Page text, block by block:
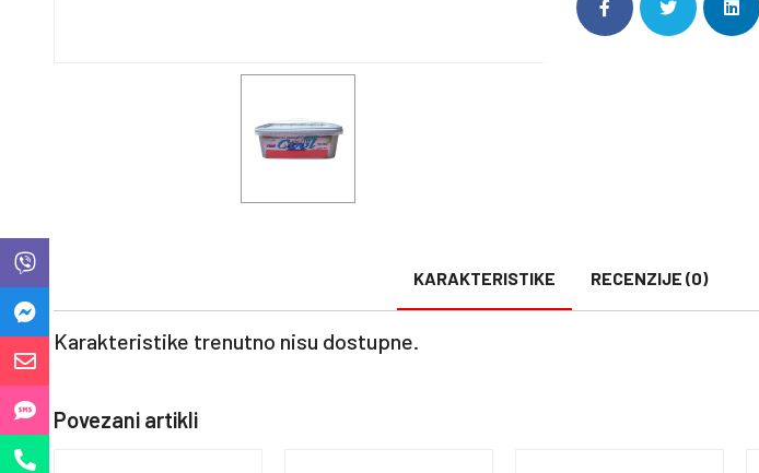
KARAKTERISTIKE RECENZIJE (0)
Karakteristike trenutno nisu dostupne.
Povezani artikli